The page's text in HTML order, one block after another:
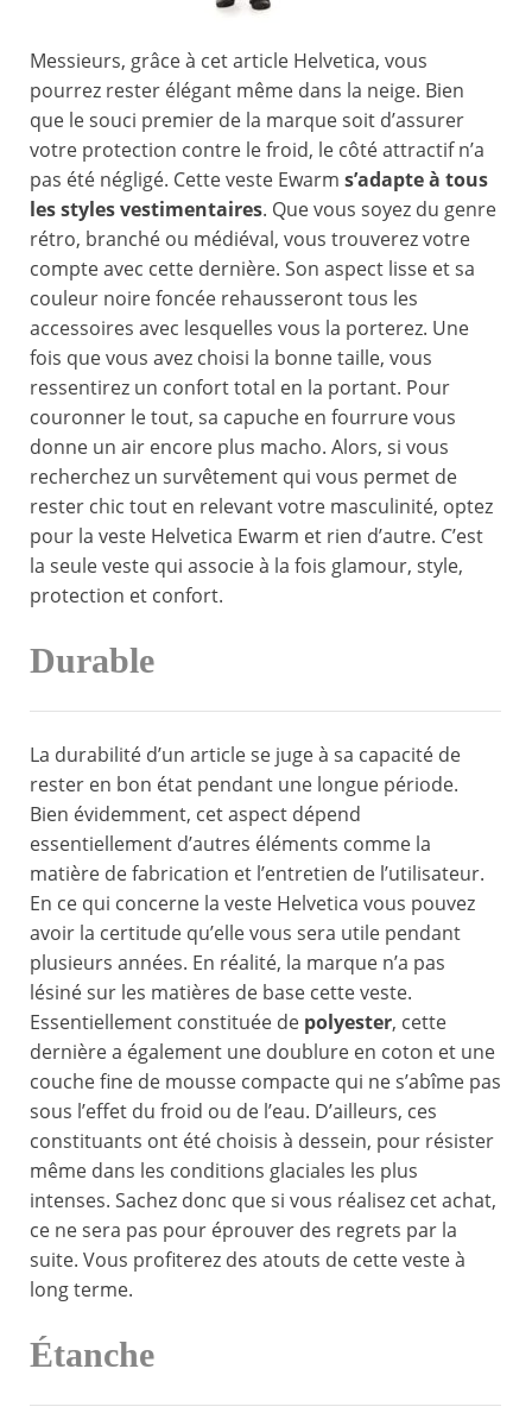
Messieurs, grâce à cet article Helvetica, vous
pourrez rester élégant même dans la neige. Bien
que le souci premier de la marque soit d’assurer
votre protection contre le froid, le côté attractif n’a
pas été négligé. Cette veste Ewarm s’adapte à tous
les styles vestimentaires. Que vous soyez du genre
rétro, branché ou médiéval, vous trouverez votre
compte avec cette dernière. Son aspect lisse et sa
couleur noire foncée rehausseront tous les
accessoires avec lesquelles vous la porterez. Une
fois que vous avez choisi la bonne taille, vous
ressentirez un confort total en la portant. Pour
couronner le tout, sa capuche en fourrure vous
donne un air encore plus macho. Alors, si vous
recherchez un survêtement qui vous permet de
rester chic tout en relevant votre masculinité, optez
pour la veste Helvetica Ewarm et rien d’autre. C’est
la seule veste qui associe à la fois glamour, style,
protection et confort.
Durable
La durabilité d’un article se juge à sa capacité de
rester en bon état pendant une longue période.
Bien évidemment, cet aspect dépend
essentiellement d’autres éléments comme la
matière de fabrication et l’entretien de l’utilisateur.
En ce qui concerne la veste Helvetica vous pouvez
avoir la certitude qu’elle vous sera utile pendant
plusieurs années. En réalité, la marque n’a pas
lésiné sur les matières de base cette veste.
Essentiellement constituée de polyester, cette
dernière a également une doublure en coton et une
couche fine de mousse compacte qui ne s’abîme pas
sous l’effet du froid ou de l’eau. D’ailleurs, ces
constituants ont été choisis à dessein, pour résister
même dans les conditions glaciales les plus
intenses. Sachez donc que si vous réalisez cet achat,
ce ne sera pas pour éprouver des regrets par la
suite. Vous profiterez des atouts de cette veste à
long terme.
Étanche